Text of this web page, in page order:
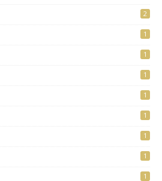
2
1
1
1
1
1
1
1
1